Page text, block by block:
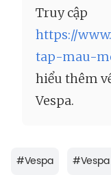
Truy cập
https://
tap-mau-
hiểu thêm
Vespa.
#Vespa #